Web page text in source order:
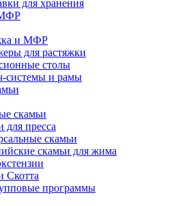
для хранения
МФР
и МФР
для растяжки
столы
системы и рамы
скамьи
для пресса
скамьи
скамьи для жима
Скотта
программы